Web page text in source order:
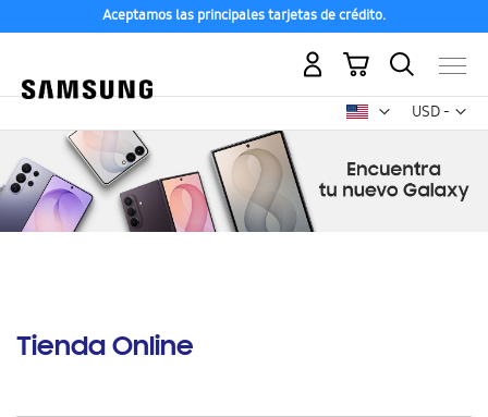
Aceptamos las principales tarjetas de crédito.
USD -
dólar
Mi carrito
Tienda Online